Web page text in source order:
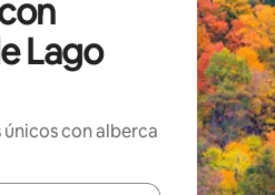
Lago
con alberca